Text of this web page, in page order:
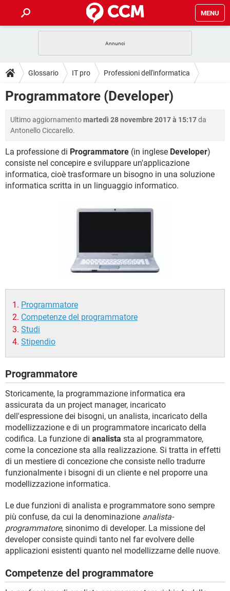
MENU
INTRATTENIMENTO ANDROID
iOS WINDOWS 10
TIKTOK
GUIDE
COVID-19
INTRATTENIMENTO ANDROID
iOS WINDOWS 10
TIKTOK FACEBOOK
HARDWARE
DOWNLOAD
INTRATTENIMENTO
INSTAGRAM WHATSAPP
TIKTOK FACEBOOK
FORUM
INTRATTENIMENTO ANDROID
iOS WINDOWS 10
INSTAGRAM WHATSAPP
FACEBOOK
COVID-19 GAMING
INTRATTENIMENTO ANDROID
Glossario IT pro Professioni dell'informatica
Programmatore (Developer)
Ultimo aggiornamentomartedì 28 novembre 2017 à 15:17da
Antonello Ciccarello.
La professione di Programmatore (in inglese Developer)
consiste nel concepire e sviluppare un'applicazione
informatica, cioè trasformare un bisogno in una soluzione
informatica scritta in un linguaggio informatico.
Programmatore
Competenze del programmatore
Studi
Stipendio
Programmatore
Storicamente, la programmazione informatica era
assicurata da un project manager, incaricato
dell'espressione dei bisogni, un analista, incaricato della
modellizzazione e di un programmatore incaricato della
codifica. La funzione di analista sta al programmatore,
come la concezione sta alla realizzazione. Si tratta in effetti
di un mestiere di concezione che consiste nello tradurre
funzionalmente i bisogni di un cliente e nel proporre una
modellizzazione informatica.
Le due funzioni di analista e programmatore sono sempre
più confuse, da cui la denominazione analista-
programmatore, sinonimo di developer. La missione del
developer consiste quindi tanto nel far evolvere delle
applicazioni esistenti quanto nel modellizzarne delle nuove.
Competenze del programmatore